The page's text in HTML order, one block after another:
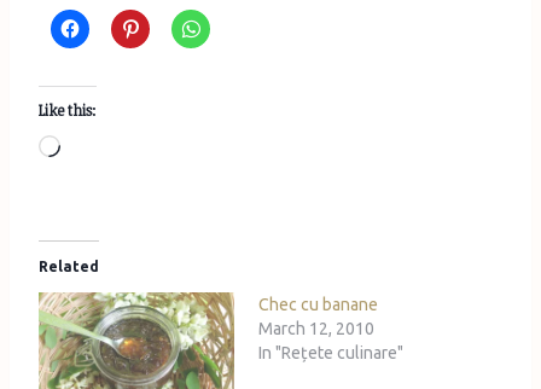
Like this:
L
d
i
n
g
…
Related
Chec cu banane
March 12, 2010
In "Rețete culinare"